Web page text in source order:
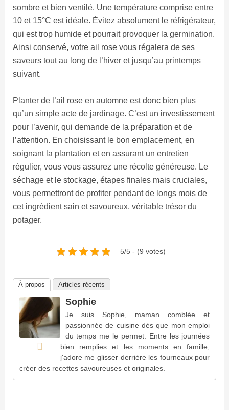
sombre et bien ventilé. Une température comprise entre
10 et 15°C est idéale. Évitez absolument le réfrigérateur,
qui est trop humide et pourrait provoquer la germination.
Ainsi conservé, votre ail rose vous régalera de ses
saveurs tout au long de l’hiver et jusqu’au printemps
suivant.
Planter de l’ail rose en automne est donc bien plus
qu’un simple acte de jardinage. C’est un investissement
pour l’avenir, qui demande de la préparation et de
l’attention. En choisissant le bon emplacement, en
soignant la plantation et en assurant un entretien
régulier, vous vous assurez une récolte généreuse. Le
séchage et le stockage, étapes finales mais cruciales,
vous permettront de profiter pendant de longs mois de
cet ingrédient sain et savoureux, véritable trésor du
potager.
5/5 - (9 votes)
À propos Articles récents
Sophie
Je suis Sophie, maman comblée et
passionnée de cuisine dès que mon emploi
du temps me le permet. Entre les journées
bien remplies et les moments en famille,
j'adore me glisser derrière les fourneaux pour
créer des recettes savoureuses et originales.